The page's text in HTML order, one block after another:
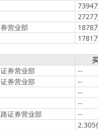
7394
2727
营业部
1878
1781
券营业部
--
券营业部
--
--
--
证券营业部
--
2.305